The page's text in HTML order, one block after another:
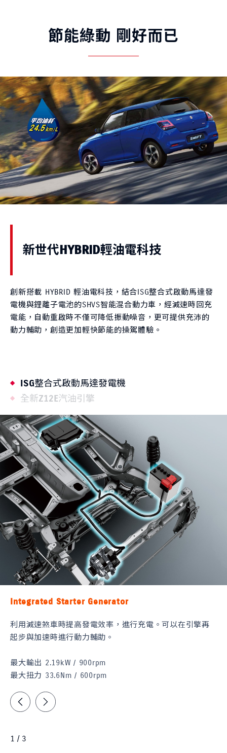
節能綠動 剛好而已
新世代HYBRID輕油電科技
創新搭載 HYBRID 輕油電科技，結合ISG整合式啟動馬達發
電機與鋰離子電池的SHVS智能混合動力車，經減速時回充
電能，自動重啟時不僅可降低振動噪音，更可提供充沛的
動力輔助，創造更加輕快節能的操駕體驗。
ISG整合式啟動馬達發電機
全新Z12E汽油引擎
Integrated Starter Generator
利用減速煞車時提高發電效率，進行充電。可以在引擎再
起步與加速時進行動力輔助。
最大輸出 2.19kW / 900rpm
最大扭力 33.6Nm / 600rpm
1 / 3